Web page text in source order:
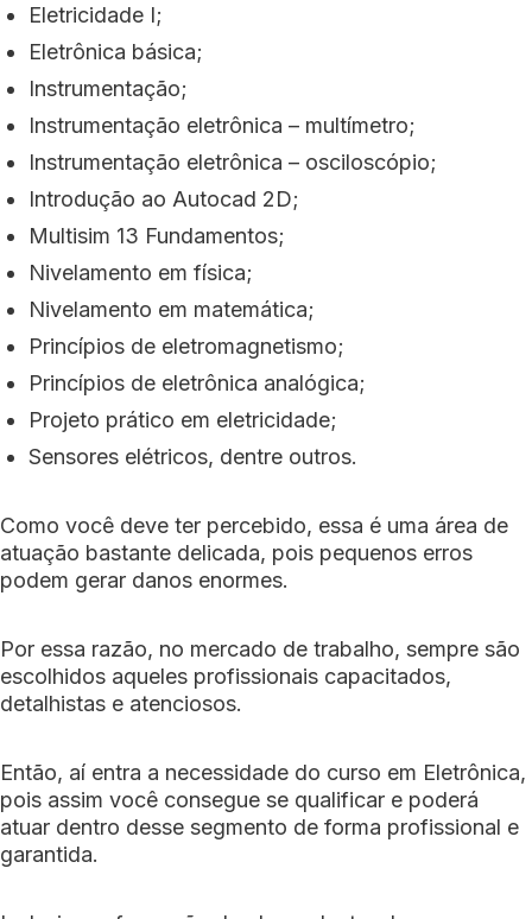
Eletricidade I;
Eletrônica básica;
Instrumentação;
Instrumentação eletrônica – multímetro;
Instrumentação eletrônica – osciloscópio;
Introdução ao Autocad 2D;
Multisim 13 Fundamentos;
Nivelamento em física;
Nivelamento em matemática;
Princípios de eletromagnetismo;
Princípios de eletrônica analógica;
Projeto prático em eletricidade;
Sensores elétricos, dentre outros.
Como você deve ter percebido, essa é uma área de
atuação bastante delicada, pois pequenos erros
podem gerar danos enormes.
Por essa razão, no mercado de trabalho, sempre são
escolhidos aqueles profissionais capacitados,
detalhistas e atenciosos.
Então, aí entra a necessidade do curso em Eletrônica,
pois assim você consegue se qualificar e poderá
atuar dentro desse segmento de forma profissional e
garantida.